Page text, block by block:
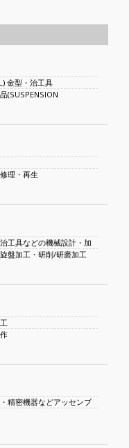
金型・治工具
(SUSPENSION
理・再生
工具などの機械設計・加
盤加工・研削/研磨加工
精密機器などアッセンブ